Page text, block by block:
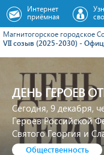
Магнитогорское городское
VII созыв (2025-2030) -
Интернет
приёмная
ДЕНЬ ГЕРОЕВ
Сегодня, 9 декабря,
Героев Российской
Святого Георгия и
Общественность